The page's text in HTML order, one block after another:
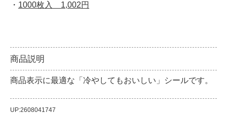
・ 1000枚入 1,002円
商品説明
商品表示に最適な「冷やしてもおいしい」シールです。
UP:2608041747